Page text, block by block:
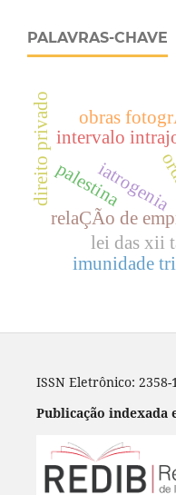
PALAVRAS-CHAVE
intervalo
relaÇÃo de
imunidade
lei das xii
direito privado iatrogenia
obras
palestina
ISSN Eletrônico: 2358-
Publicação indexada